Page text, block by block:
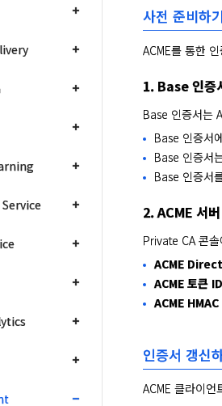
사전 준비하
ACME를 통한
1. Base 인증
Base 인증서는
Base 인증서
Base 인증서
Base 인증서
2. ACME 서
Private CA 콘
ACME
ACME 토큰 ID
ACME HMAC
인증서 갱신
ACME 클라이